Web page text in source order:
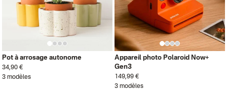
Pot à arrosage autonome
34,90 €
3 modèles
Appareil photo Polaroid Now+
Gen3
149,99 €
3 modèles